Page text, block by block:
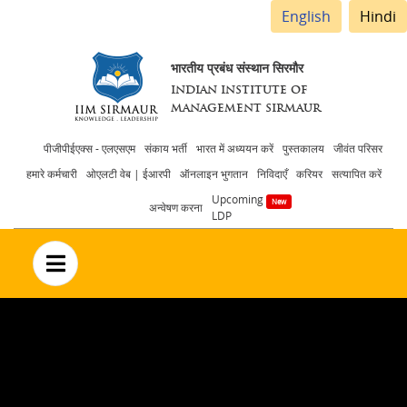
English Hindi
भारतीय प्रबंध संस्थान सिरमौर
INDIAN INSTITUTE OF
MANAGEMENT SIRMAUR
Header
menu
पीजीपीईएक्स - एलएसएम संकाय भर्ती भारत में अध्ययन करें पुस्तकालय
जीवंत परिसर
हमारे कर्मचारी
ओएलटी वेब | ईआरपी ऑनलाइन भुगतान निविदाएँ करियर सत्यापित करें
अन्वेषण करना
Upcoming
LDP
no text